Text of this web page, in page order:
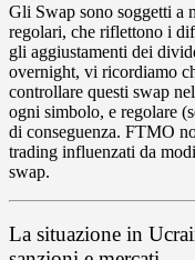
Gli Swap sono soggetti a
regolari, che riflettono i
gli aggiustamenti dei
overnight, vi ricordiamo
controllare questi swap
ogni simbolo, e regolare
di conseguenza. FTMO
trading influenzati da
swap.
La situazione in